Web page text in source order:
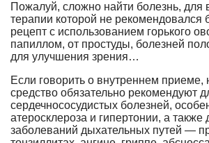
Пожалуй, сложно найти болезнь, для
терапии которой не рекомендовался
рецепт с использованием горького
папиллом, от простуды, болезней
для улучшения зрения…
Если говорить о внутреннем приеме,
средство обязательно рекомендуют
сердечнососудистых болезней,
атеросклероза и гипертонии, а также
заболеваний дыхательных путей —